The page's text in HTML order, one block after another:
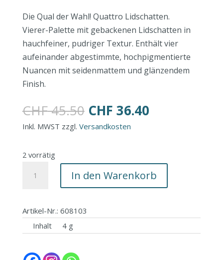
Die Qual der Wahl! Quattro Lidschatten.
Vierer-Palette mit gebackenen Lidschatten in
hauchfeiner, pudriger Textur. Enthält vier
aufeinander abgestimmte, hochpigmentierte
Nuancen mit seidenmattem und glänzendem
Finish.
CHF45.50 Ursprünglicher
Preis
CHF 36.40Aktueller
Inkl. MWST zzgl. Versandkosten
2 vorrätig
Shadow
03
shiny
Menge
In den Warenkorb
Artikel-Nr.: 608103
Inhalt
4 g